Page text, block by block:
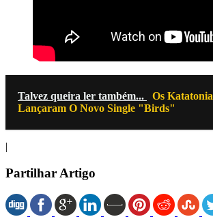
Talvez queira ler também...
Os Katatonia
Lançaram O Novo Single "Birds"
|
Partilhar Artigo